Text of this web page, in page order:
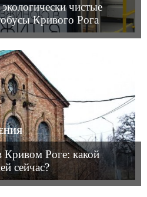
чистые
Кривого Рога
Кривом Роге: какой
сейчас?